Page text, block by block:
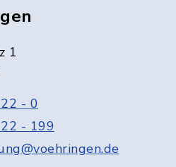
1
- 0
- 199